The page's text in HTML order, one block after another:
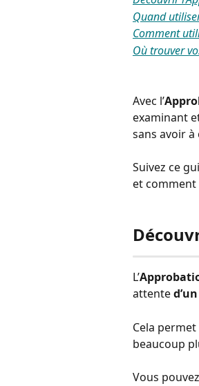
Quand
Comment
Où trouver
Avec l’
examinant
sans avoir
Suivez ce
et
L’
attente
Cela
beaucoup
Vous